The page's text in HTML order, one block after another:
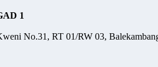
1
No.31, RT 01/RW 03,